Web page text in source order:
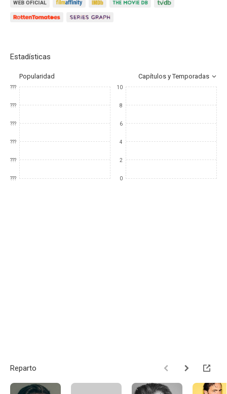
Estadísticas
Popularidad Capítulos y Temporadas
???
???
???
???
???
???
10
8
6
4
2
0
Reparto